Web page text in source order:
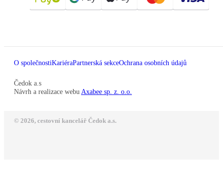
O společnostiKariéraPartnerská sekceOchrana osobních údajů
Čedok a.s
Návrh a realizace webu Axabee sp. z. o.o.
© 2026, cestovní kancelář Čedok a.s.